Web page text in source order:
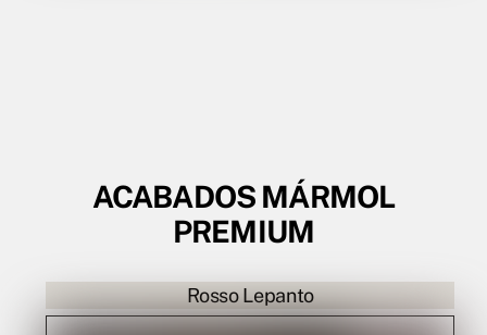
ACABADOS MÁRMOL
PREMIUM
Rosso Lepanto